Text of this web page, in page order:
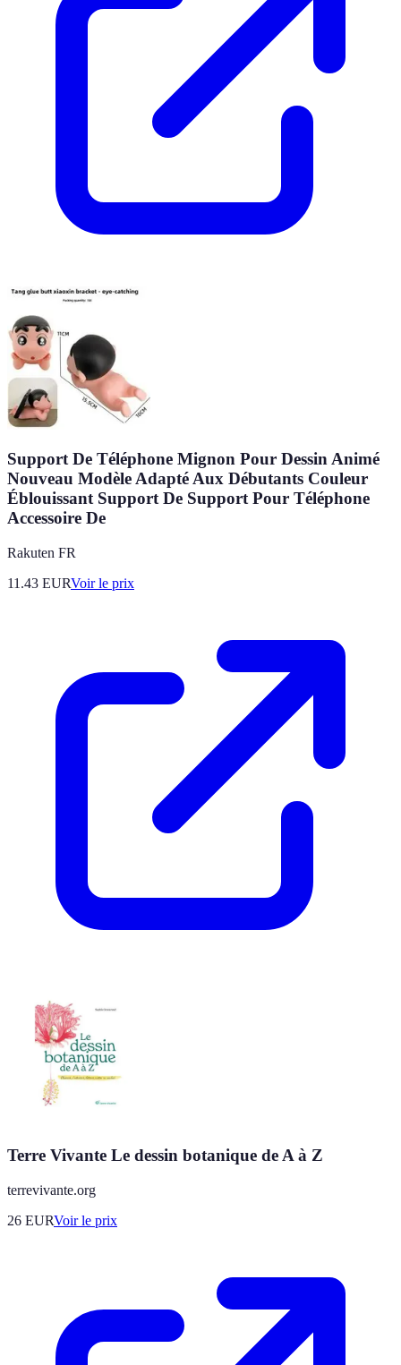
Support De Téléphone Mignon Pour Dessin Animé
Nouveau Modèle Adapté Aux Débutants Couleur
Éblouissant Support De Support Pour Téléphone
Accessoire De
Rakuten FR
11.43 EURVoir le prix
Terre Vivante Le dessin botanique de A à Z
terrevivante.org
26 EURVoir le prix